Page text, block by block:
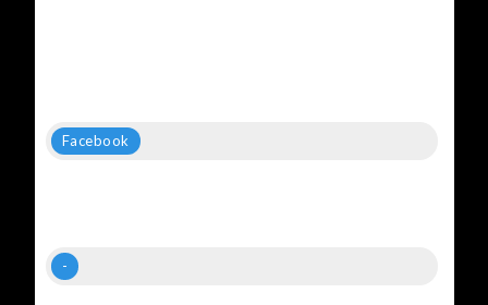
Facebook
-